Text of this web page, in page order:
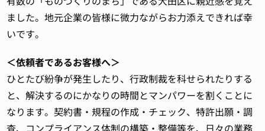
ました。地元企業の皆様に微力ながらお力添えできれば幸
いです。
＜依頼者であるお客様へ＞
ひとたび紛争が発生したり、行政制裁を科せられたりする
と、解決するのにかなりの時間とマンパワーを割くことに
なります。契約書・規程の作成・チェック、特許出願・調
査、コンプライアンス体制の構築・整備等を、日々の業務